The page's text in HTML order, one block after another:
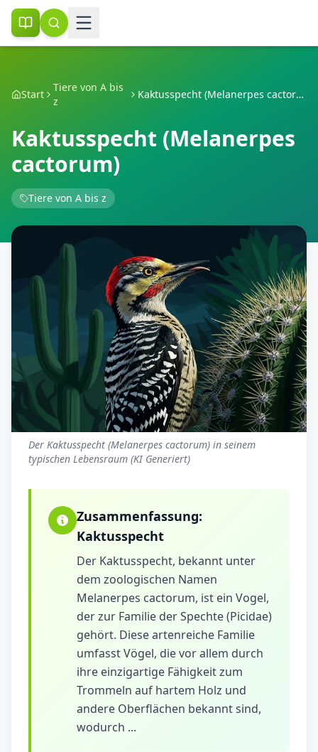
Start
Tiere von A bis
z
Kaktusspecht (Melanerpes cactorum)
Kaktusspecht (Melanerpes
cactorum)
Tiere von A bis z
Der Kaktusspecht (Melanerpes cactorum) in seinem
typischen Lebensraum (KI Generiert)
Zusammenfassung:
Kaktusspecht
Der Kaktusspecht, bekannt unter
dem zoologischen Namen
Melanerpes cactorum, ist ein Vogel,
der zur Familie der Spechte (Picidae)
gehört. Diese artenreiche Familie
umfasst Vögel, die vor allem durch
ihre einzigartige Fähigkeit zum
Trommeln auf hartem Holz und
andere Oberflächen bekannt sind,
wodurch ...